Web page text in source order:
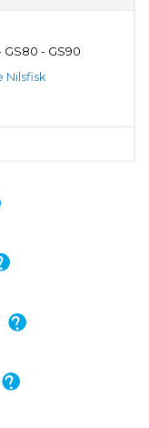
GS80 - GS90
Nilsfisk